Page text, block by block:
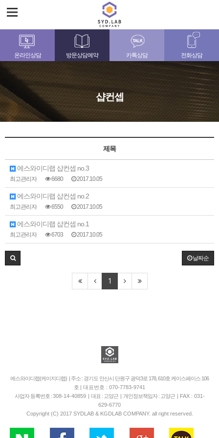
온라인상담 방문상담예약 카톡상담 전화상담
샵컨셉
제목
에스와이디랩 샵컨셉 no.3
최고관리자 6680 2017.10.05
에스와이디랩 샵컨셉 no.2
최고관리자 6550 2017.10.05
에스와이디랩 샵컨셉 no.1
최고관리자 6703 2017.10.05
날짜순
1
에스와이디랩(케이지디랩) | 주소 : 경기도 안산시 단원구 광덕3로 178, 610호 케이스페이스 106
호 | 대표번호 : 070-7783-9741
사업자 등록번호 :308-14-40859| 대표 : 고양근 | 개인정보책임자 : 고양근 | FAX : 031-
629-6770
Copyright (C) 2017 SYDLAB & KGDLAB COMPANY. all right reserved.